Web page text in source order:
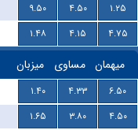
۹.۵۰ ۴.۵۰
۱.۲۵
۱.۴۸ ۴.۱۵
۴.۷۵
میزبان مساوی میهمان
۱.۴۰ ۴.۳۳
۶.۵۰
۱.۶۵ ۳.۸۰
۴.۵۰